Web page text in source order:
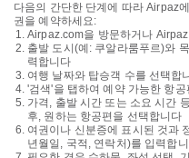
다음의 간단한 단계에 따라 Airpaz
권을 예약하세요:
Airpaz.com을 방문하거나
출발 도시(예: 쿠알라룸푸르)와
력합니다
여행 날짜와 탑승객 수를 선택합
'검색'을 탭하여 예약 가능한 항
가격, 출발 시간 또는 소요 시간
후, 원하는 항공편을 선택합니다
여권이나 신분증에 표시된 것과
년월일, 국적, 연락처)를 입력합